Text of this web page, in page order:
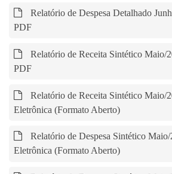
Relatório de Despesa Detalhado
PDF
Relatório de Receita Sintético Maio/
PDF
Relatório de Receita Sintético Maio/
Eletrônica (Formato Aberto)
Relatório de Despesa Sintético
Eletrônica (Formato Aberto)